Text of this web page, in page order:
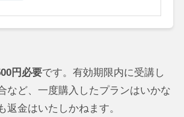
円必要です。有効期限内に受講し
など、一度購入したプランはいかな
返金はいたしかねます。